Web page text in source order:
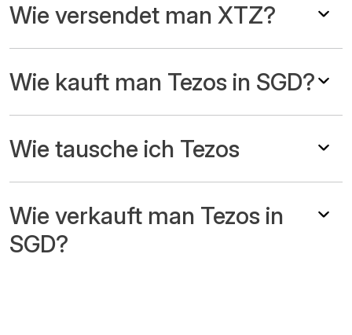
Wie versendet man XTZ?
Wie kauft man Tezos in SGD?
Wie tausche ich Tezos
Wie verkauft man Tezos in
SGD?